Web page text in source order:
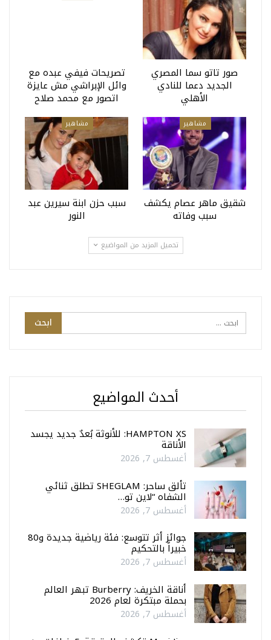
صور تاتو سما المصري
الجديد دعما للنادي
الأهلي
تصريحات فيفي عبده مع
وائل الإبراشي مش عايزة
اتصور مع محمد صلاح
مشاهير
شقيق ماهر عصام يكشف
سبب وفاته
مشاهير
سبب حزن ابنة سيرين عبد
النور
تحميل المزيد من المواضيع
أحدث المواضيع
HAMPTON XS: للأنوثة بُعدٌ جديد يجسد
الأناقة
أغسطس 7, 2026
تألق ساحر: SHEGLAM تطلق ثنائي
الشفاه “لاين تو…
أغسطس 7, 2026
جوائز أثر تتوسع: فئة رياضية جديدة و80
خبيراً بالتحكيم
أغسطس 7, 2026
أناقة الخريف: Burberry تبهر العالم
بحملة مبتكرة لعام 2026
أغسطس 7, 2026